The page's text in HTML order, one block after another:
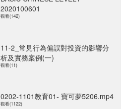
2020100601
觀看(142)
11-2_常見行為偏誤對投資的影響分
析及實務案例(一)
觀看(11)
0202-1101教育01- 寶可夢5206.mp4
觀看(1122)